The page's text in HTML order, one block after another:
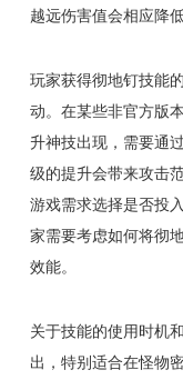
越远伤害值会相应降低
玩家获得彻地钉技能
动。在某些非官方版
升神技出现，需要通
级的提升会带来攻击
游戏需求选择是否投
家需要考虑如何将彻
效能。
关于技能的使用时机
出，特别适合在怪物